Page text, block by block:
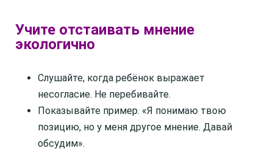
Учите отстаивать мнение
экологично
Слушайте, когда ребёнок выражает
несогласие. Не перебивайте.
Показывайте пример. «Я понимаю твою
позицию, но у меня другое мнение. Давай
обсудим».